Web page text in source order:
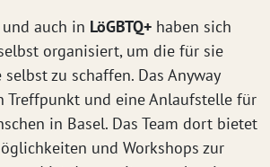
auch in LöGBTQ+ haben sich
organisiert, um die für sie
zu schaffen. Das Anyway
Treffpunkt und eine Anlaufstelle für
in Basel. Das Team dort bietet
und Workshops zur